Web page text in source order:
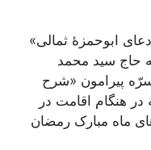
ابوحمزۀ ثمالی»
حاج سید محمد
پیرامون «شرح
هنگام اقامت در
ماه مبارک رمضان